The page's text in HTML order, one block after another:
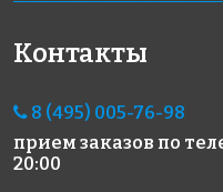
Контакты
8 (495) 005-76-98
прием заказов по
20:00